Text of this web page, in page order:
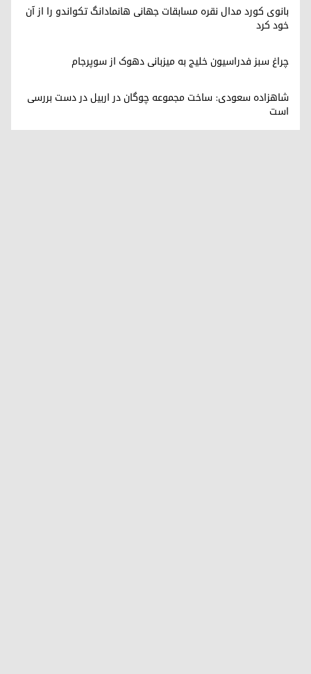
بانوی کورد مدال نقره مسابقات جهانی هانمادانگ تکواندو را از آن
خود کرد
چراغ سبز فدراسیون خلیج به میزبانی دهوک از سوپرجام
شاهزاده سعودی: ساخت مجموعه چوگان در اربیل در دست بررسی
است